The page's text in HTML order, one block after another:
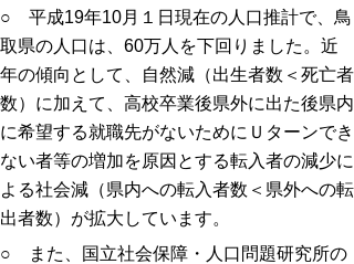
○ 平成19年10月１日現在の人口推計で、鳥
取県の人口は、60万人を下回りました。近
年の傾向として、自然減（出生者数＜死亡者
数）に加えて、高校卒業後県外に出た後県内
に希望する就職先がないためにＵターンでき
ない者等の増加を原因とする転入者の減少に
よる社会減（県内への転入者数＜県外への転
出者数）が拡大しています。
○ また、国立社会保障・人口問題研究所の